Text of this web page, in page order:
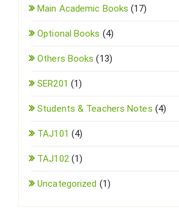
Main Academic Books (17)
Optional Books (4)
Others Books (13)
SER201 (1)
Students & Teachers Notes (4)
TAJ101 (4)
TAJ102(1)
Uncategorized (1)